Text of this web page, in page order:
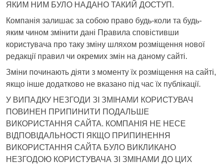
ЯКИМ НИМ БУЛО НАДАНО ТАКИЙ ДОСТУП.
Компанія залишає за собою право будь-коли та будь-
яким чином змінити дані Правила сповістивши
користувача про таку зміну шляхом розміщення нової
редакції правил чи окремих змін на даному сайті.
Зміни починають діяти з моменту їх розміщення на сайті,
якщо інше додатково не вказано під час їх публікації.
У ВИПАДКУ НЕЗГОДИ ЗІ ЗМІНАМИ КОРИСТУВАЧ
ПОВИНЕН ПРИПИНИТИ ПОДАЛЬШЕ
ВИКОРИСТАННЯ САЙТА. КОМПАНІЯ НЕ НЕСЕ
ВІДПОВІДАЛЬНОСТІ ЯКЩО ПРИПИНЕННЯ
ВИКОРИСТАННЯ САЙТА БУЛО ВИКЛИКАНО
НЕЗГОДОЮ КОРИСТУВАЧА ЗІ ЗМІНАМИ ДО ЦИХ